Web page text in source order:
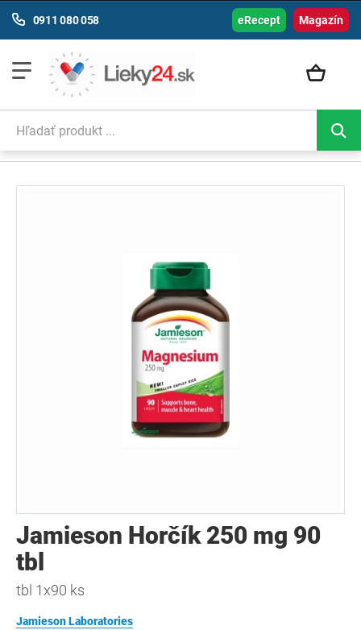
Magazín
0911 080 058 eRecept
Jamieson Horčík 250 mg 90
tbl
tbl 1x90 ks
Jamieson Laboratories